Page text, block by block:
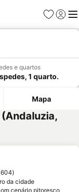
Favoritos
Iniciar
e quartos
1 quarto.
Mapa
favoritos
604
da cidade
cenário pitoresco